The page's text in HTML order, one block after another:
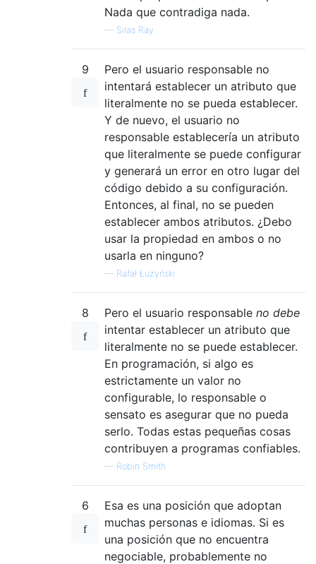
Nada que contradiga nada.
— Silas Ray
9
Pero el usuario responsable no
intentará establecer un atributo que
literalmente no se pueda establecer.
Y de nuevo, el usuario no
responsable establecería un atributo
que literalmente se puede configurar
y generará un error en otro lugar del
código debido a su configuración.
Entonces, al final, no se pueden
establecer ambos atributos. ¿Debo
usar la propiedad en ambos o no
usarla en ninguno?
— Rafał Łużyński
8 Pero el usuario responsable no debe
intentar establecer un atributo que
literalmente no se puede establecer.
En programación, si algo es
estrictamente un valor no
configurable, lo responsable o
sensato es asegurar que no pueda
serlo. Todas estas pequeñas cosas
contribuyen a programas confiables.
— Robin Smith
6
Esa es una posición que adoptan
muchas personas e idiomas. Si es
una posición que no encuentra
negociable, probablemente no